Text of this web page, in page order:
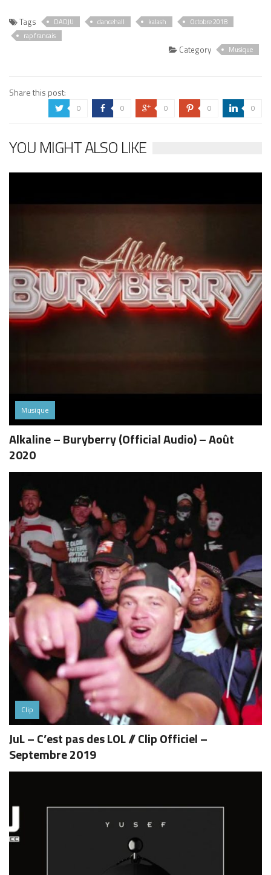
Tags DADJU dancehall kalash
Octobre 2018
rap francais
Category Musique
Share this post:
a 0 b 0 c 0 d 0 j 0
YOU MIGHT ALSO LIKE
Musique
Alkaline – Buryberry (Official Audio) – Août
2020
Clip
JuL – C’est pas des LOL // Clip Officiel –
Septembre 2019